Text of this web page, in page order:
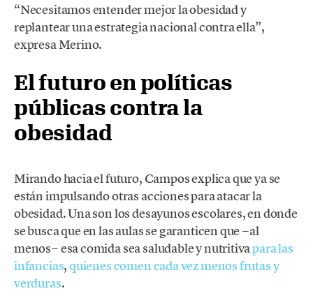
“Necesitamos entender mejor la obesidad y
replantear una estrategia nacional contra ella”,
expresa Merino.
El futuro en políticas
públicas contra la
obesidad
Mirando hacia el futuro, Campos explica que ya se
están impulsando otras acciones para atacar la
obesidad. Una son los desayunos escolares, en donde
se busca que en las aulas se garanticen que −al
menos− esa comida sea saludable y nutritivapara las
infancias,quienes comen cada vez menos frutas y
verduras.